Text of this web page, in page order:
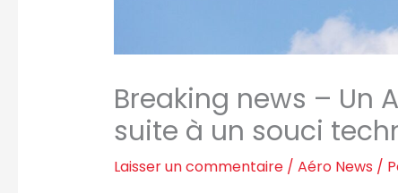
Breaking news – Un
suite à un souci
Laisser un commentaire / Aéro News /